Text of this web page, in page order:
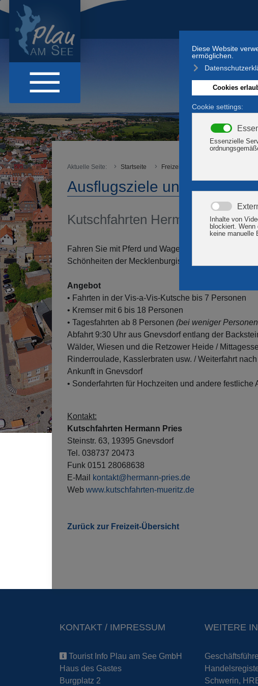
Aktuelle Seite: Startseite Freizeit & Aktiv
Ausflugsziele und
Kutschfahrten Hermann Pries
Fahren Sie mit Pferd und Wagen durch Gutsdörfer
Schönheiten der Mecklenburgischen Seenplatte aus
Angebot
• Fahrten in der Vis-a-Vis-Kutsche bis 7 Personen
• Kremser mit 6 bis 18 Personen
• Tagesfahrten ab 8 Personen (bei weniger
Abfahrt 9:30 Uhr aus Gnevsdorf entlang der
Wälder, Wiesen und die Retzower Heide /
Rinderroulade, Kasslerbraten usw. / Weiterfahrt
Ankunft in Gnevsdorf
• Sonderfahrten für Hochzeiten und andere festliche
Kontakt:
Kutschfahrten Hermann Pries
Steinstr. 63, 19395 Gnevsdorf
Tel. 038737 20473
Funk 0151 28068638
E-Mail
kontakt@hermann-pries.de
Web www.kutschfahrten-mueritz.de
Zurück zur Freizeit-Übersicht
KONTAKT / IMPRESSUM
Tourist Info Plau am See GmbH
Haus des Gastes
Burgplatz 2
WEITERE
Schwerin,